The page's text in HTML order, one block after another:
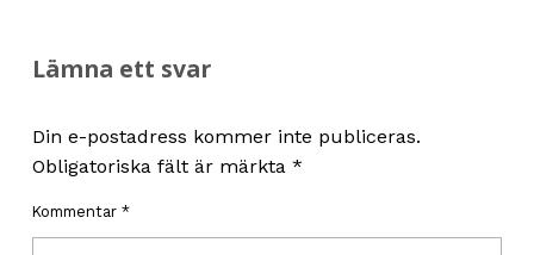
Lämna ett svar
Din e-postadress kommer inte publiceras.
Obligatoriska fält är märkta *
Kommentar *